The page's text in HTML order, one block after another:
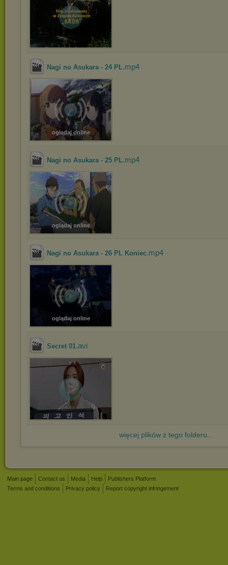
Nagi no Asukara - 24 PL.mp4
oglądaj online
Nagi no Asukara - 25 PL.mp4
oglądaj online
Nagi no Asukara - 26 PL Koniec.mp4
oglądaj online
Secret 01.avi
więcej plików z tego folderu...
Main page Contact us Media Help
Publishers Platform
Terms and conditions
Privacy policy Report copyright infringement